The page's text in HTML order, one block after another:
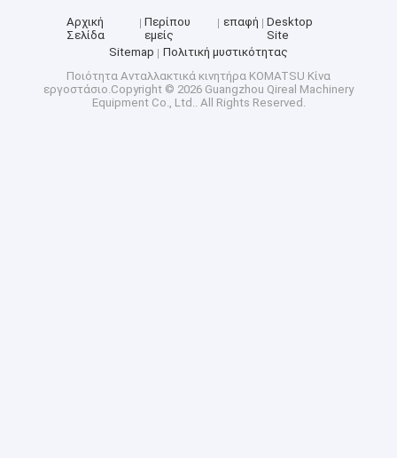
Αρχική
Σελίδα
Περίπου
εμείς
επαφή
Desktop
Site
Sitemap
Πολιτική μυστικότητας
Ποιότητα Ανταλλακτικά κινητήρα KOMATSU Κίνα
εργοστάσιο.Copyright © 2026 Guangzhou Qireal Machinery
Equipment Co., Ltd.. All Rights Reserved.